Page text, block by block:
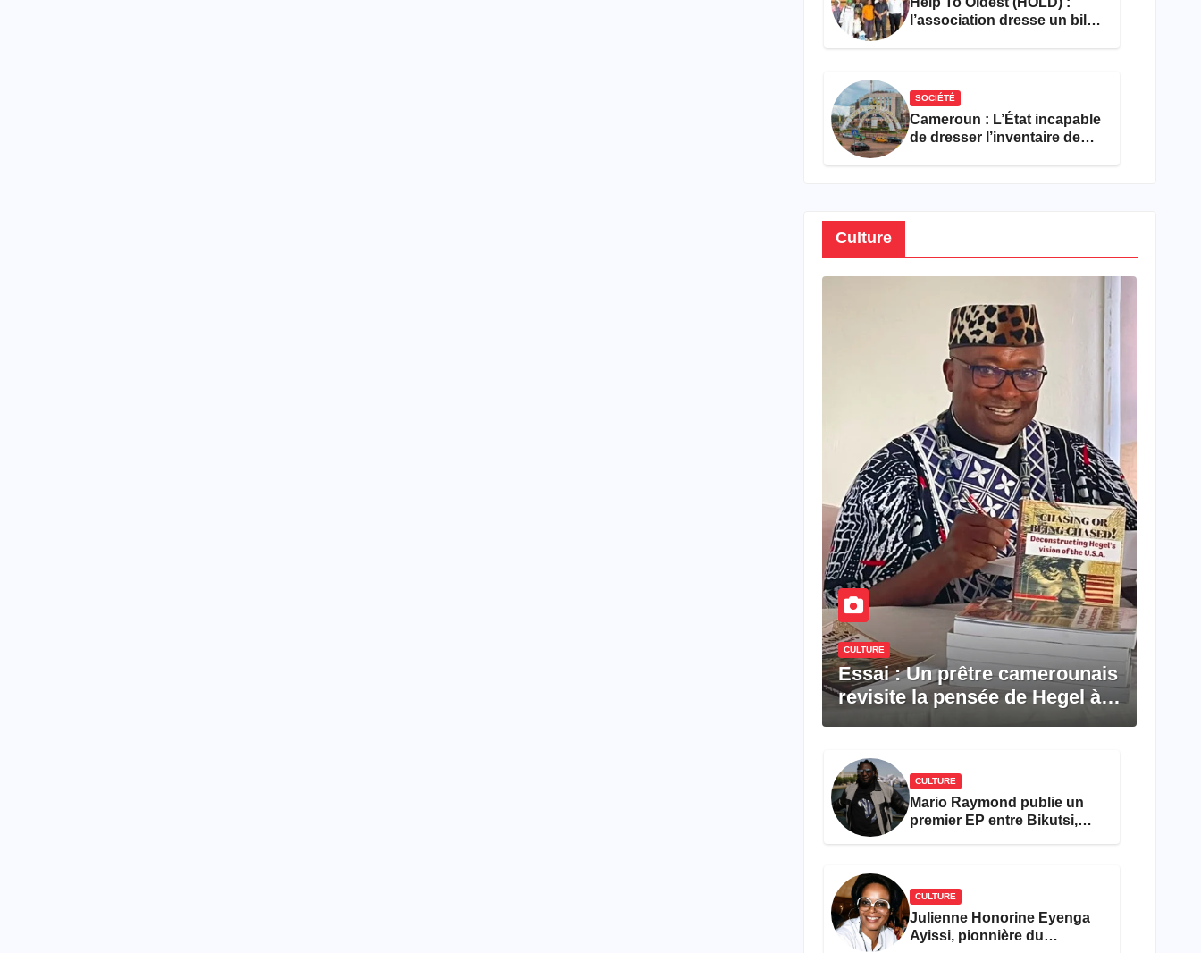
l’association dresse un bilan
SOCIÉTÉ
Cameroun : L’État incapable
de dresser l’inventaire de
Culture
CULTURE
Essai : Un prêtre camerounais
revisite la pensée de Hegel à
CULTURE
Mario Raymond publie un
premier EP entre Bikutsi,
CULTURE
Julienne Honorine Eyenga
Ayissi, pionnière du